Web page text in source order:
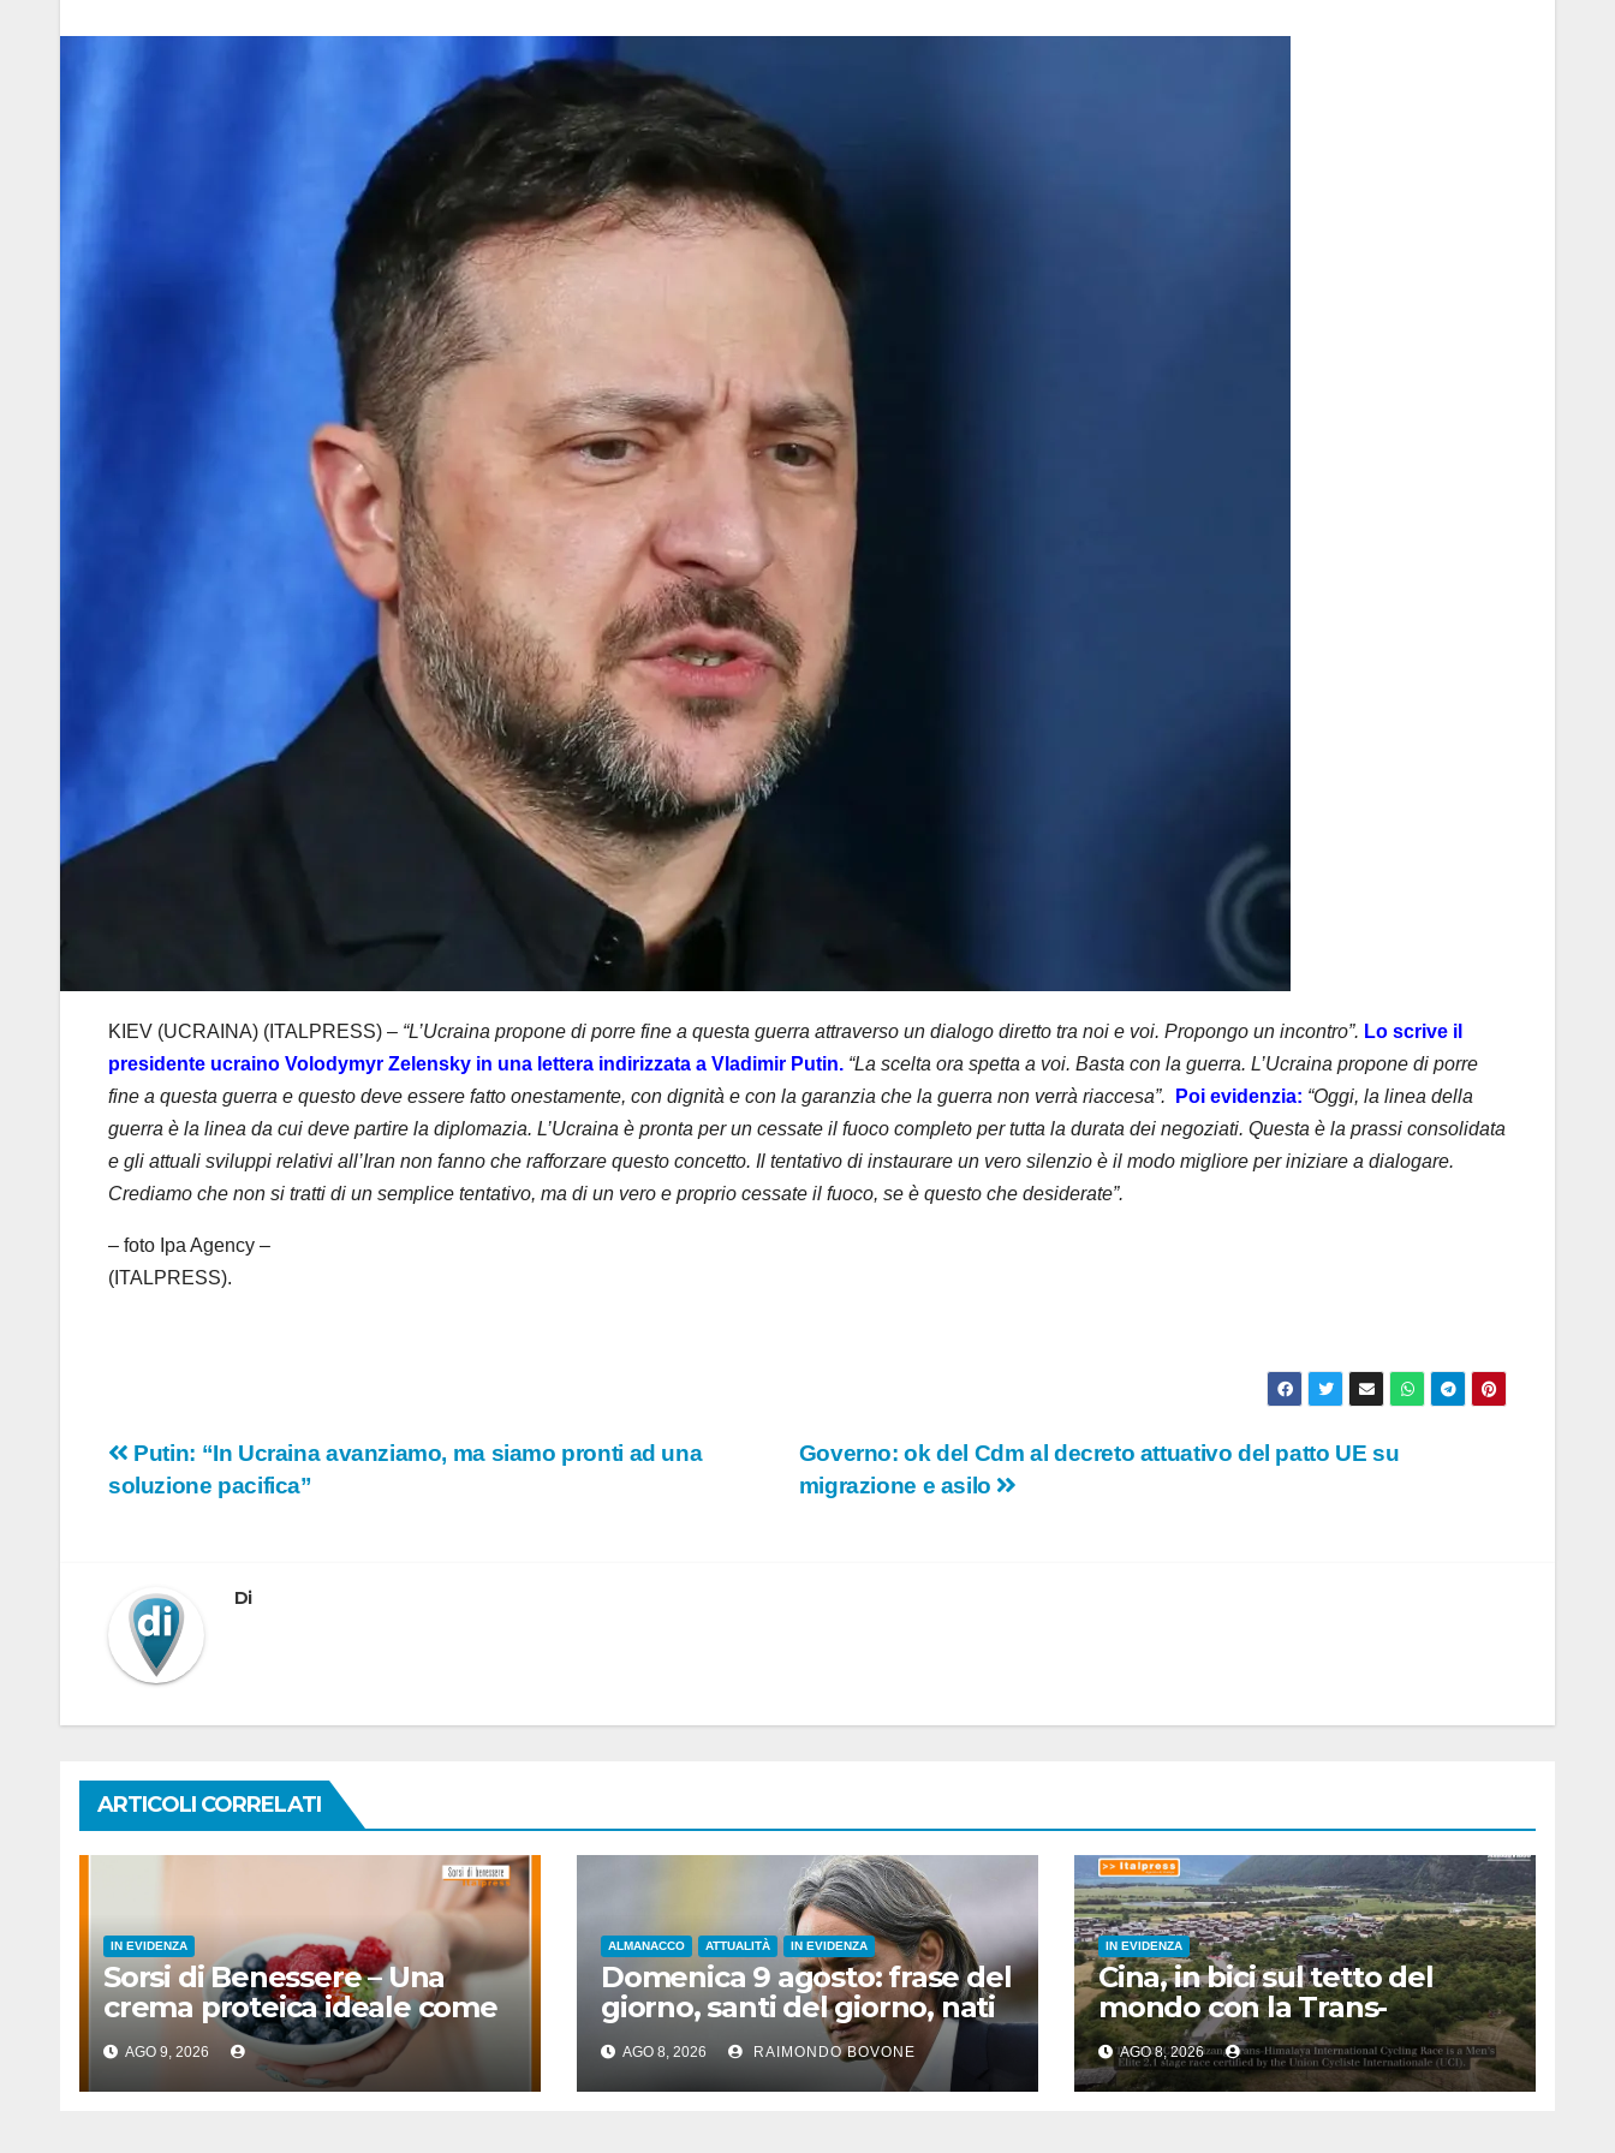
KIEV (UCRAINA) (ITALPRESS) – “L’Ucraina propone di porre fine a questa guerra attraverso un dialogo diretto tra noi e voi. Propongo un incontro”. Lo scrive il
presidente ucraino Volodymyr Zelensky in una lettera indirizzata a Vladimir Putin. “La scelta ora spetta a voi. Basta con la guerra. L’Ucraina propone di porre
fine a questa guerra e questo deve essere fatto onestamente, con dignità e con la garanzia che la guerra non verrà riaccesa”.
Poi evidenzia: “Oggi, la linea della
guerra è la linea da cui deve partire la diplomazia. L’Ucraina è pronta per un cessate il fuoco completo per tutta la durata dei negoziati. Questa è la prassi consolidata
e gli attuali sviluppi relativi all’Iran non fanno che rafforzare questo concetto. Il tentativo di instaurare un vero silenzio è il modo migliore per iniziare a dialogare.
Crediamo che non si tratti di un semplice tentativo, ma di un vero e proprio cessate il fuoco, se è questo che desiderate”.
– foto Ipa Agency –
(ITALPRESS).
Navigazione
articoli
Governo: ok del Cdm al decreto attuativo del patto UE su
migrazione e asilo
Putin: “In Ucraina avanziamo, ma siamo pronti ad una
soluzione pacifica”
Di
ARTICOLI CORRELATI
IN EVIDENZA
Sorsi di Benessere – Una
crema proteica ideale come
spuntino
AGO 9, 2026
ALMANACCO ATTUALITÀ IN EVIDENZA
Domenica 9 agosto: frase del
giorno, santi del giorno, nati
famosi, accadde oggi
AGO 8, 2026 RAIMONDO BOVONE
IN EVIDENZA
Cina, in bici sul tetto del
mondo con la Trans-
Himalaya Race
AGO 8, 2026